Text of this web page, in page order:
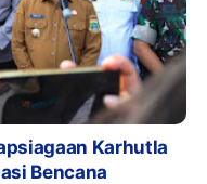
Karhutla
Bencana